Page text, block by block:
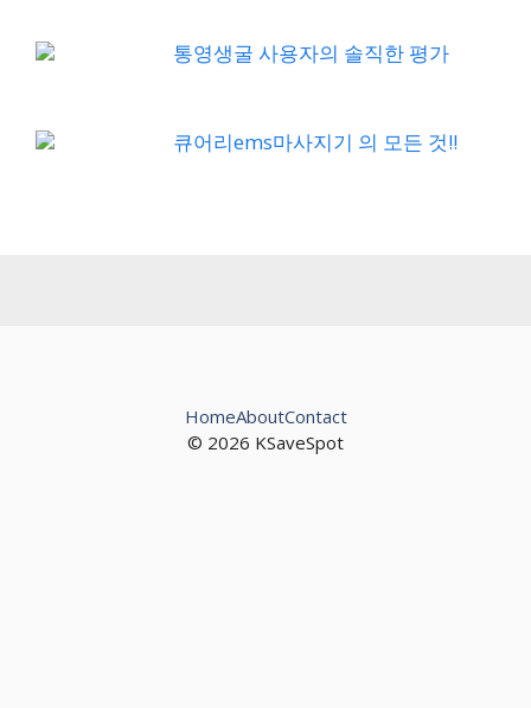
통영생굴 사용자의 솔직한 평가
큐어리ems마사지기 의 모든 것!!
© 2026 KSaveSpot
HomeAboutContact